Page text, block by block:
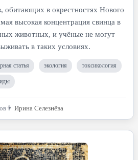
обитающих в окрестностях Нового
высокая концентрация свинца в
животных, и учёные не могут
в таких условиях.
статья экология токсикология
👨 Ирина Селезнёва